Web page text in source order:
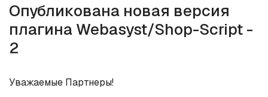
Опубликована новая версия
плагина Webasyst/Shop-Script -
2
Уважаемые Партнеры!